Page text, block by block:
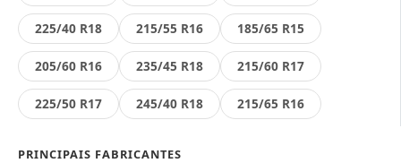
225/40 R18 215/55 R16 185/65 R15
205/60 R16 235/45 R18 215/60 R17
225/50 R17 245/40 R18 215/65 R16
PRINCIPAIS FABRICANTES